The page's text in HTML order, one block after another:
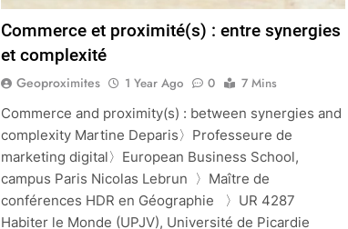
Commerce et proximité(s) : entre synergies
et complexité
Geoproximites 1 Year Ago 0
7 Mins
Commerce and proximity(s) : between synergies and
complexity Martine Deparis〉Professeure de
marketing digital〉European Business School,
campus Paris Nicolas Lebrun 〉Maître de
conférences HDR en Géographie 〉UR 4287
Habiter le Monde (UPJV), Université de Picardie